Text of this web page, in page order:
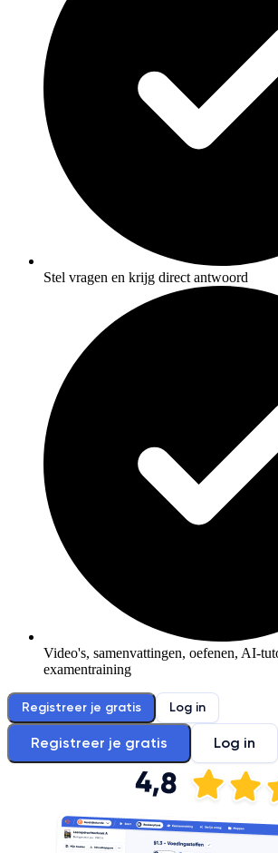
Stel vragen en krijg direct antwoord
Video's, samenvattingen, oefenen, AI-
examentraining
Registreer je gratis Log in
Registreer je gratis Log in